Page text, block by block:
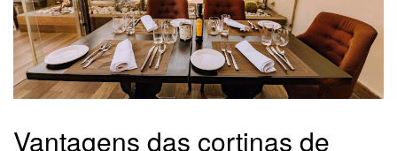
Vantagens das cortinas de